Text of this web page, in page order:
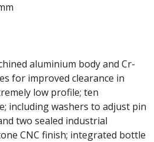
aluminium body and Cr-
for improved clearance in
low profile; ten
including washers to adjust pin
two sealed industrial
CNC finish; integrated bottle